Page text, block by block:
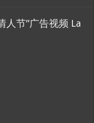
人节”广告视频 La